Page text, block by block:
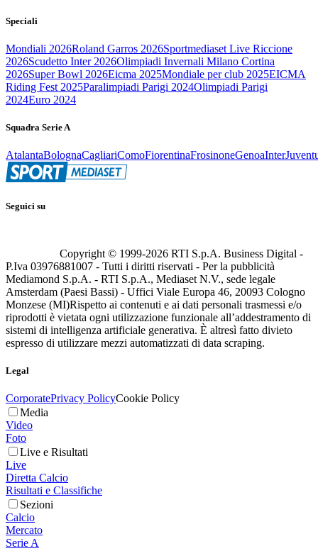
Speciali
Mondiali 2026Roland Garros 2026Sportmediaset Live Riccione
2026Scudetto Inter 2026Olimpiadi Invernali Milano Cortina
2026Super Bowl 2026Eicma 2025Mondiale per club 2025EICMA
Riding Fest 2025Paralimpiadi Parigi 2024Olimpiadi Parigi
2024Euro 2024
Squadra Serie A
AtalantaBolognaCagliariComoFiorentinaFrosinoneGenoaInter
Seguici su
Copyright © 1999-2026 RTI S.p.A. Business Digital -
P.Iva 03976881007 - Tutti i diritti riservati - Per la pubblicità
Mediamond S.p.A. - RTI S.p.A., Mediaset N.V., sede legale
Amsterdam (Paesi Bassi) - Uffici Viale Europa 46, 20093 Cologno
Monzese (MI)Rispetto ai contenuti e ai dati personali trasmessi e/o
riprodotti è vietata ogni utilizzazione funzionale all’addestramento di
sistemi di intelligenza artificiale generativa. È altresì fatto divieto
espresso di utilizzare mezzi automatizzati di data scraping.
Legal
CorporatePrivacy PolicyCookie Policy
Media
Video
Foto
Live e Risultati
Live
Diretta Calcio
Risultati e Classifiche
Sezioni
Calcio
Mercato
Serie A